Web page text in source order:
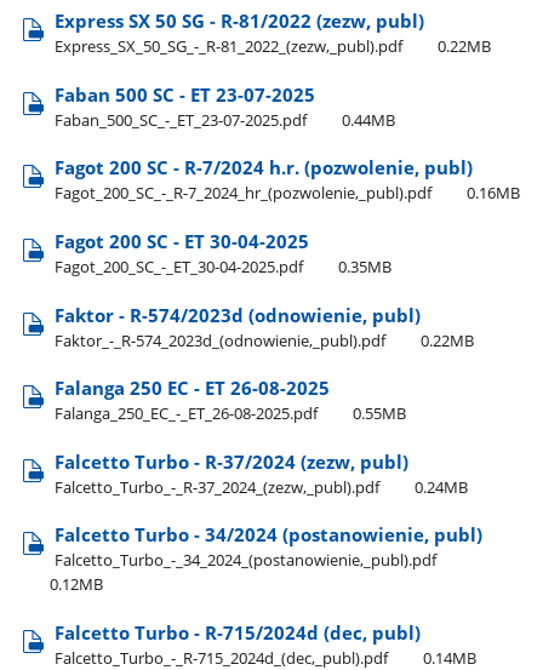
Express SX 50 SG - R-81/2022 (zezw, publ)
Express​_SX​_50​_SG​_-​_R-81​_2022​_(zezw,​_publ).pdf 0.22MB
Faban 500 SC - ET 23-07-2025
Faban​_500​_SC​_-​_ET​_23-07-2025.pdf 0.44MB
Fagot 200 SC - R-7/2024 h.r. (pozwolenie, publ)
Fagot​_200​_SC​_-​_R-7​_2024​_hr​_(pozwolenie,​_publ).pdf 0.16MB
Fagot 200 SC - ET 30-04-2025
Fagot​_200​_SC​_-​_ET​_30-04-2025.pdf 0.35MB
Faktor - R-574/2023d (odnowienie, publ)
Faktor​_-​_R-574​_2023d​_(odnowienie,​_publ).pdf 0.22MB
Falanga 250 EC - ET 26-08-2025
Falanga​_250​_EC​_-​_ET​_26-08-2025.pdf 0.55MB
Falcetto Turbo - R-37/2024 (zezw, publ)
Falcetto​_Turbo​_-​_R-37​_2024​_(zezw,​_publ).pdf 0.24MB
Falcetto Turbo - 34/2024 (postanowienie, publ)
Falcetto​_Turbo​_-​_34​_2024​_(postanowienie,​_publ).pdf
0.12MB
Falcetto Turbo - R-715/2024d (dec, publ)
Falcetto​_Turbo​_-​_R-715​_2024d​_(dec,​_publ).pdf 0.14MB